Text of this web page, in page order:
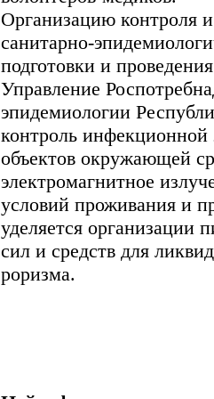
Организацию контроля
санитарно-
подготовки и
Управление
эпидемиологии
контроль инфекционной
объектов окружающей
электромагнитное
условий проживания и
уделяется организации
сил и средств для
роризма.